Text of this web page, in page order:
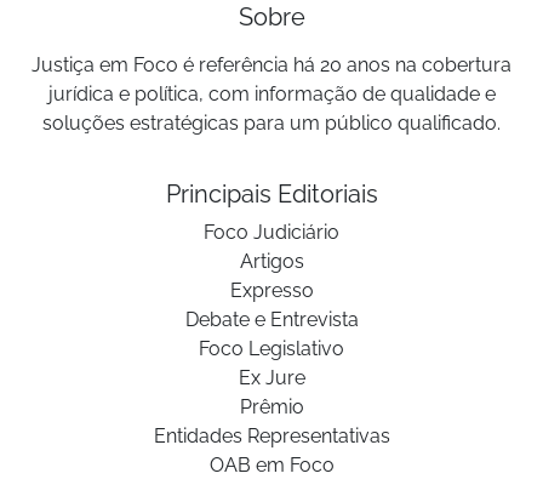
Sobre
Justiça em Foco é referência há 20 anos na cobertura
jurídica e política, com informação de qualidade e
soluções estratégicas para um público qualificado.
Principais Editoriais
Foco Judiciário
Artigos
Expresso
Debate e Entrevista
Foco Legislativo
Ex Jure
Prêmio
Entidades Representativas
OAB em Foco